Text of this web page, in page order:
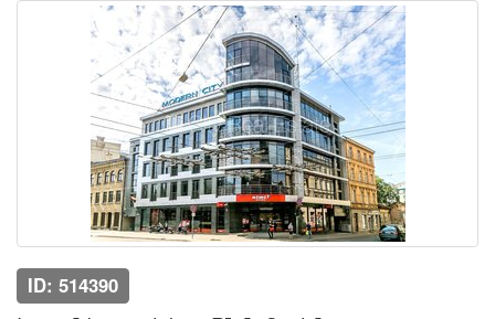
ID: 514390